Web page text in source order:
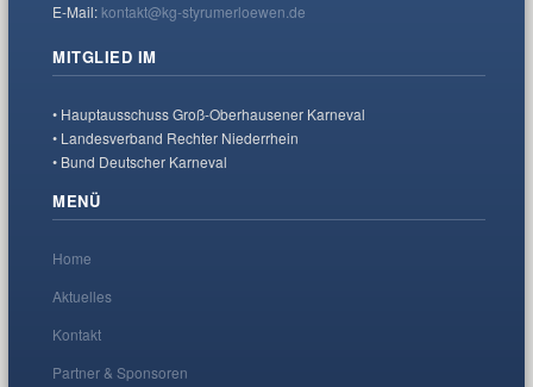
E-Mail: kontakt@kg-styrumerloewen.de
MITGLIED IM
• Hauptausschuss Groß-Oberhausener Karneval
• Landesverband Rechter Niederrhein
• Bund Deutscher Karneval
MENÜ
Home
Aktuelles
Kontakt
Partner & Sponsoren